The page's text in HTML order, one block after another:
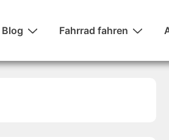
Blog Fahrrad fahren